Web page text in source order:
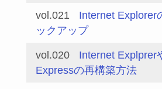
vol.021
Internet Explorer
ックアップ
vol.020
Internet Explprer
Expressの再構築方法